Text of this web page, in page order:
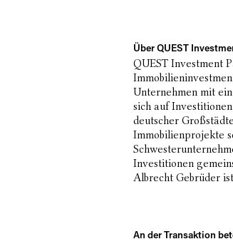
Über QUEST
QUEST Investment
Unternehmen mit
sich auf
deutscher
Immobilienprojekte
Investitionen
Albrecht Gebrüder
An der Transaktion